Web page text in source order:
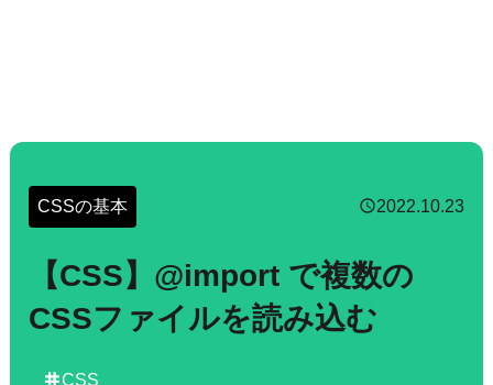
CSSの基本 schedule2022.10.23
【CSS】@import で複数の
CSSファイルを読み込む
CSS